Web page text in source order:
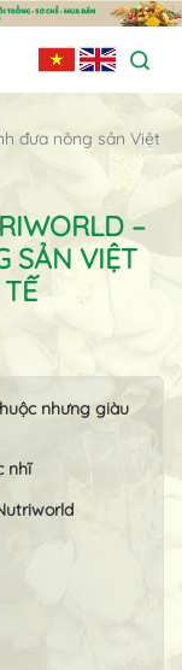
đưa nông sản Việt
–
SẢN VIỆT
nhưng giàu
nhĩ